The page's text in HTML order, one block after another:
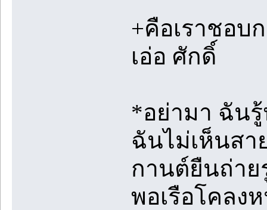
+คือเราชอบ
เอ่อ ศักดิ์
*อย่ามา ฉัน
ฉันไม่เห็นส
กานต์ยืนถ่าย
พอเรือโคลง